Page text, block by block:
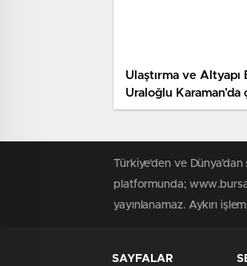
Ulaştırma ve Altyapı
Uraloğlu
açılış merasiminde
Türkiye'den ve
platformunda;
yayınlanamaz. Aykırı
SAYFALAR